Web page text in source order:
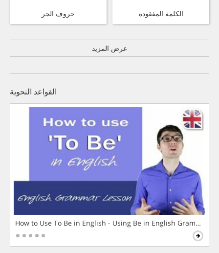
حروف الجر الكلمة المفقودة
عرض المزيد
القواعد النحوية
How to Use To Be in English - Using Be in English Grammar